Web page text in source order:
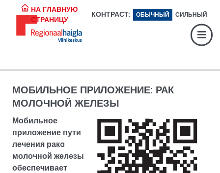
НА ГЛАВНУЮ
СТРАНИЦУ
КОНТРАСТ: ОБЫЧНЫЙ СИЛЬНЫЙ
Экстренная помощь:
МОБИЛЬНОЕ ПРИЛОЖЕНИЕ: РАК
МОЛОЧНОЙ ЖЕЛЕЗЫ
Мобильное
приложение пути
лечения ракa
молочной железы
обеспечивает